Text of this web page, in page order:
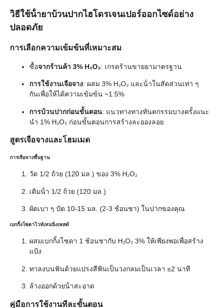
วิธีใช้น้ํายาบ้วนปากไฮโดรเจนเปอร์ออกไซด์อย่าง
ปลอดภัย
การเลือกความเข้มข้นที่เหมาะสม
ซื้อจากร้านค้า 3% H₂O₂: เกรดร้านขายยามาตรฐาน
การใช้งานเจือจาง: ผสม 3% H₂O₂ และน้ําในสัดส่วนเท่า ๆ
กันเพื่อให้ได้ความเข้มข้น ~1.5%
การบ้วนปากก่อนขั้นตอน: แนวทางทางทันตกรรมบางครั้งแนะ
นํา 1% H₂O₂ ก่อนขั้นตอนการสร้างละอองลอย
สูตรเจือจางและโฮมเมด
การเจือจางพื้นฐาน
วัด 1/2 ถ้วย (120 มล.) ของ 3% H₂O₂
เติมน้ํา 1/2 ถ้วย (120 มล.)
ผัดเบา ๆ ปัด 10-15 มล. (2-3 ช้อนชา) ในปากของคุณ
เบกกิ้งโซดาไวท์เทนนิ่งเพสต์
ผสมเบกกิ้งโซดา 1 ช้อนชากับ H₂O₂ 3% ให้เพียงพอเพื่อสร้าง
แป้ง
ทาลงบนฟันด้วยแปรงสีฟันเป็นวงกลมเป็นเวลา ≤2 นาที
ล้างออกด้วยน้ําสะอาด
คู่มือการใช้งานทีละขั้นตอน